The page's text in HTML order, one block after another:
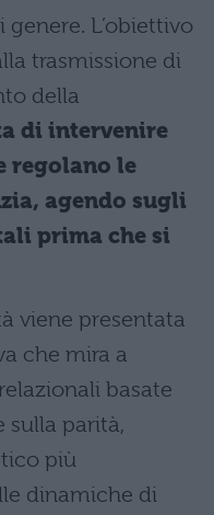
L’obiettivo
trasmissione di
della
di intervenire
regolano le
agendo sugli
prima che si
viene presentata
che mira a
basate
sulla parità,
più
dinamiche di